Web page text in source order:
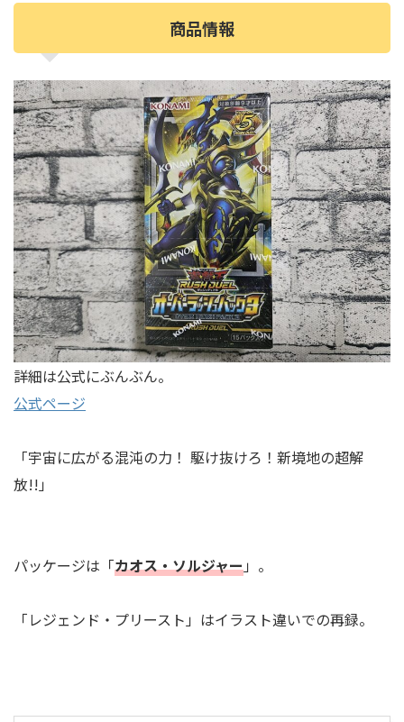
商品情報
詳細は公式にぶんぶん。
公式ページ
「宇宙に広がる混沌の力！ 駆け抜けろ！新境地の超解
放!!」
パッケージは「カオス・ソルジャー」。
「レジェンド・プリースト」はイラスト違いでの再録。